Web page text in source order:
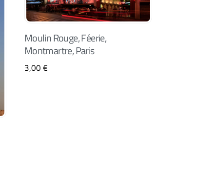
Moulin Rouge, Féerie,
Montmartre, Paris
3,00€